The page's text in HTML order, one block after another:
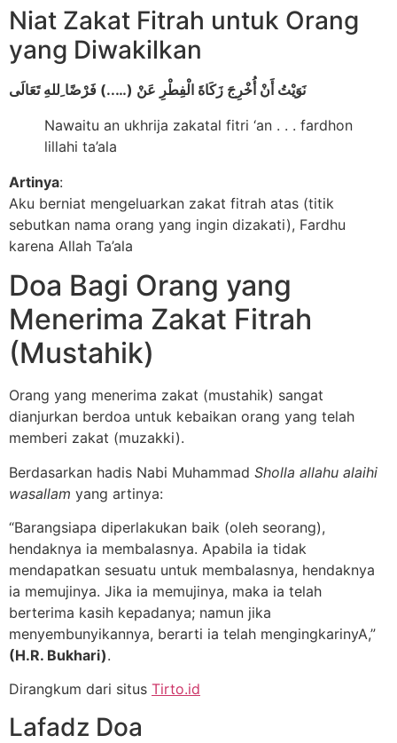
Niat Zakat Fitrah untuk Orang
yang Diwakilkan
نَوَيْتُ أَنْ أُخْرِجَ زَكَاةَ الْفِطْرِ عَنْ (…..) فَرْضًا ِللهِ تَعَالَى
Nawaitu an ukhrija zakatal fitri ‘an . . . fardhon
lillahi ta’ala
Artinya:
Aku berniat mengeluarkan zakat fitrah atas (titik
sebutkan nama orang yang ingin dizakati), Fardhu
karena Allah Ta’ala
Doa Bagi Orang yang
Menerima Zakat Fitrah
(Mustahik)
Orang yang menerima zakat (mustahik) sangat
dianjurkan berdoa untuk kebaikan orang yang telah
memberi zakat (muzakki).
Berdasarkan hadis Nabi Muhammad Sholla allahu alaihi
wasallam yang artinya:
“Barangsiapa diperlakukan baik (oleh seorang),
hendaknya ia membalasnya. Apabila ia tidak
mendapatkan sesuatu untuk membalasnya, hendaknya
ia memujinya. Jika ia memujinya, maka ia telah
berterima kasih kepadanya; namun jika
menyembunyikannya, berarti ia telah mengingkarinyA,”
(H.R. Bukhari).
Dirangkum dari situs Tirto.id
Lafadz Doa